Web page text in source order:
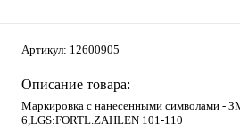
Артикул: 12600905
Описание товара:
Маркировка с нанесенными символами -
6,LGS:FORTL.ZAHLEN 101-110